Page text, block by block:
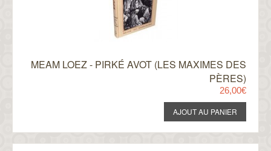
MEAM LOEZ - PIRKÉ AVOT (LES MAXIMES DES
PÈRES)
26,00€